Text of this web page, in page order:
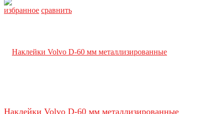
избранное сравнить
Наклейки Volvo D-60 мм металлизированные